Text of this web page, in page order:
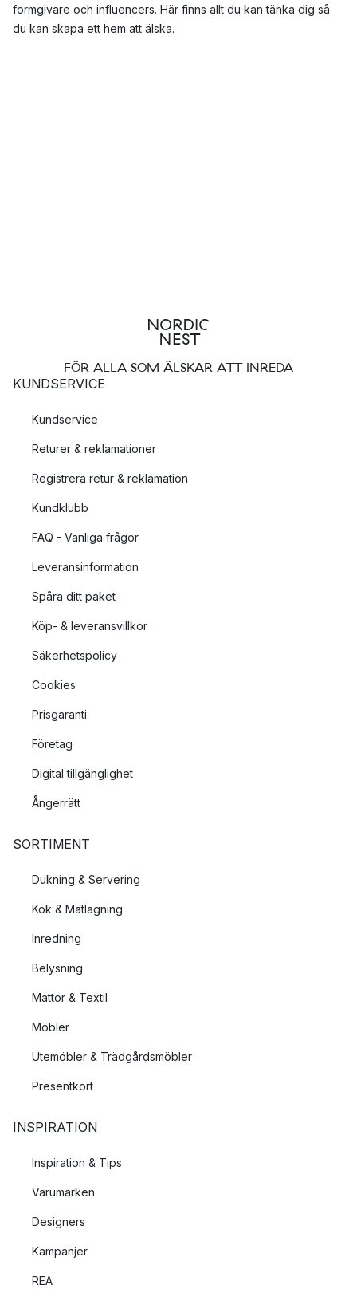
formgivare och influencers. Här finns allt du kan tänka dig så
du kan skapa ett hem att älska.
FÖR ALLA SOM ÄLSKAR ATT INREDA
KUNDSERVICE
Kundservice
Returer & reklamationer
Registrera retur & reklamation
Kundklubb
FAQ - Vanliga frågor
Leveransinformation
Spåra ditt paket
Köp- & leveransvillkor
Säkerhetspolicy
Cookies
Prisgaranti
Företag
Digital tillgänglighet
Ångerrätt
SORTIMENT
Dukning & Servering
Kök & Matlagning
Inredning
Belysning
Mattor & Textil
Möbler
Utemöbler & Trädgårdsmöbler
Presentkort
INSPIRATION
Inspiration & Tips
Varumärken
Designers
Kampanjer
REA